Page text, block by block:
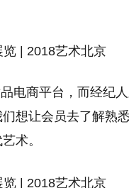
电商平台，而经纪
想让会员去了解熟
术。